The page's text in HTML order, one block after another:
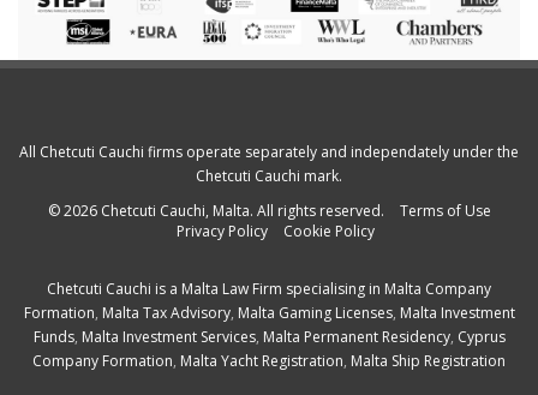
All Chetcuti Cauchi firms operate separately and independately under the
Chetcuti Cauchi mark.
© 2026 Chetcuti Cauchi, Malta. All rights reserved.
Terms of Use
Privacy Policy
Cookie Policy
Chetcuti Cauchi is a Malta Law Firm specialising in Malta Company
Formation, Malta Tax Advisory, Malta Gaming Licenses, Malta Investment
Funds, Malta Investment Services, Malta Permanent Residency, Cyprus
Company Formation, Malta Yacht Registration, Malta Ship Registration